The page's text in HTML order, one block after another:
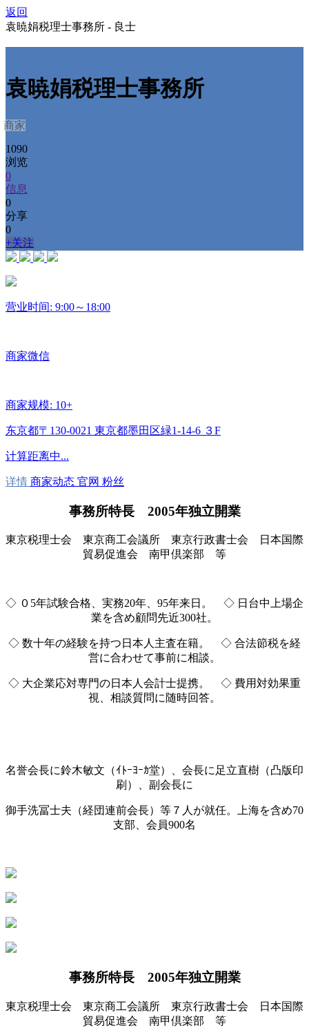
返回
袁暁娟税理士事務所 - 良士
袁暁娟税理士事務所
商家
1090
浏览
0
信息
0
分享
0
+关注
营业时间: 9:00～18:00
商家微信
商家规模: 10+
东京都〒130-0021 東京都墨田区緑1-14-6 ３F
计算距离中...
详情 商家动态 官网 粉丝
事務所特長 2005年独立開業
東京税理士会 東京商工会議所 東京行政書士会 日本国際
貿易促進会 南甲倶楽部 等
◇ ０5年試験合格、実務20年、95年来日。 ◇ 日台中上場企
業を含め顧問先近300社。
◇ 数十年の経験を持つ日本人主査在籍。 ◇ 合法節税を経
営に合わせて事前に相談。
◇ 大企業応対専門の日本人会計士提携。 ◇ 費用対効果重
視、相談質問に随時回答。
名誉会長に鈴木敏文（ｲﾄｰﾖｰｶ堂）、会長に足立直樹（凸版印
刷）、副会長に
御手洗冨士夫（経団連前会長）等７人が就任。上海を含め70
支部、会員900名
事務所特長 2005年独立開業
東京税理士会 東京商工会議所 東京行政書士会 日本国際
貿易促進会 南甲倶楽部 等